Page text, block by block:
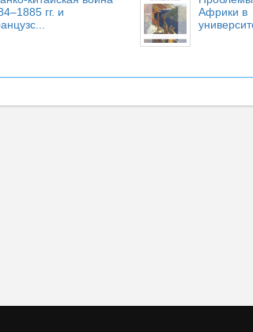
гг. и
Африки в